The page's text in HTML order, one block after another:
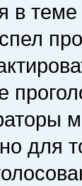
в теме
для